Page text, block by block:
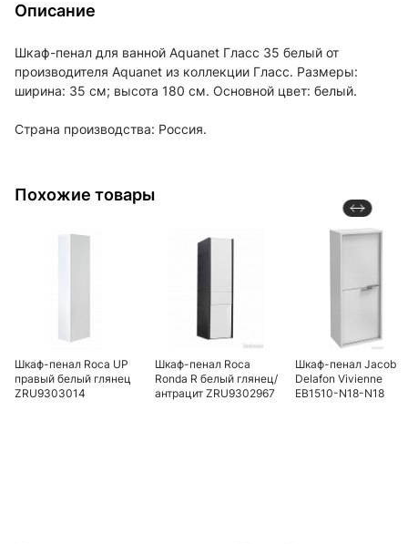
Описание
Шкаф-пенал для ванной Aquanet Гласс 35 белый от
производителя Aquanet из коллекции Гласс. Размеры:
ширина: 35 см; высота 180 см. Основной цвет: белый.
Страна производства: Россия.
Похожие товары
Шкаф-пенал Roca UP
правый белый глянец
ZRU9303014
Шкаф-пенал Roca
Ronda R белый глянец/
антрацит ZRU9302967
Шкаф-пенал Jacob
Delafon Vivienne
EB1510-N18-N18